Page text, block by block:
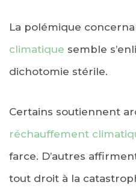
La polémique
climatique semble
dichotomie stérile.
Certains soutiennent
réchauffement
farce. D’autres
tout droit à la